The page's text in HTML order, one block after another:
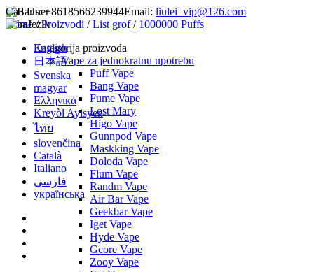
Call Us: +8618566239944Email: liulei_vip@126.com
Jezik
English
日本語
Svenska
magyar
Ελληνικά
Kreyòl Ayisyen
ไทย
slovenčina
Català
Italiano
فارسی
українська
Home/Proizvodi /List grof/ 1000000 Puffs
Kategorija proizvoda
Vape za jednokratnu upotrebu
Puff Vape
Bang Vape
Fume Vape
Lost Mary
Higo Vape
Gunnpod Vape
Maskking Vape
Doloda Vape
Flum Vape
Randm Vape
Air Bar Vape
Geekbar Vape
Iget Vape
Hyde Vape
Gcore Vape
Zooy Vape